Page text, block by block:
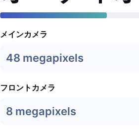
メインカメラ
48 megapixels
フロントカメラ
8 megapixels